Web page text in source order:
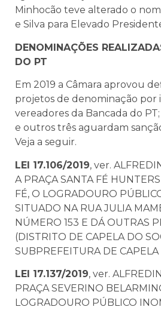
Minhocão teve alterado o
e Silva para Elevado
DENOMINAÇÕES
DO PT
Em 2019 a Câmara aprovou
projetos de denominação por
vereadores da Bancada do
e outros três aguardam
Veja a seguir.
LEI 17.106/2019, ver.
A PRAÇA SANTA FÉ
FÉ, O LOGRADOURO
SITUADO NA RUA JULIA
NÚMERO 153 E DÁ OUTRAS
(DISTRITO DE CAPELA DO
SUBPREFEITURA DE
LEI 17.137/2019, ver.
PRAÇA SEVERINO
LOGRADOURO PÚBLICO